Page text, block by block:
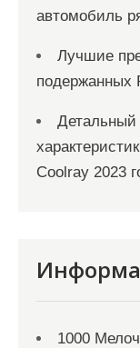
автомобиль
Лучшие
подержанных
Детальный
Coolray 2023
1000